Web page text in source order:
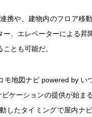
携や、建物内のフロア移
、エレベーターによる昇
とも可能だ。
モ地図ナビ powered by い
ケーションの提供が始ま
したタイミングで屋内ナ